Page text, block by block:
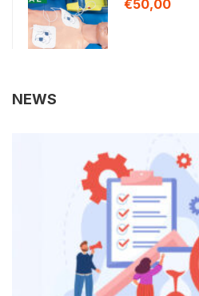
€50,00
NEWS